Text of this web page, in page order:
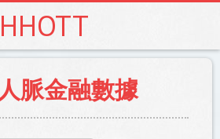
HHOTT
脈金融數據